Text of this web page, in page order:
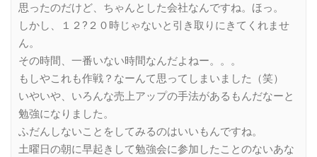
思ったのだけど、ちゃんとした会社なんですね。ほっ。
しかし、１２?２０時じゃないと引き取りにきてくれませ
ん。
その時間、一番いない時間なんだよねー。。。
もしやこれも作戦？なーんて思ってしまいました（笑）
いやいや、いろんな売上アップの手法があるもんだなーと
勉強になりました。
ふだんしないことをしてみるのはいいもんですね。
土曜日の朝に早起きして勉強会に参加したことのないあな